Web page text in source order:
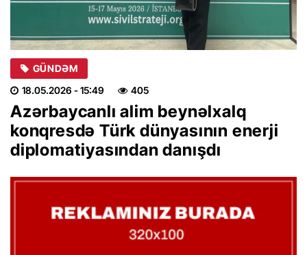
GÜNDƏM
18.05.2026 - 15:49 405
Azərbaycanlı alim beynəlxalq
konqresdə Türk dünyasının enerji
diplomatiyasından danışdı